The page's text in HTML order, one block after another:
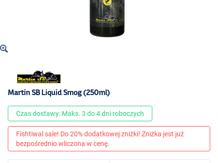
Martin SB Liquid Smog (250ml)
Czas dostawy: Maks. 3 do 4 dni roboczych
Fishtiwal sale! Do 20% dodatkowej zniżki! Zniżka jest już
bezpośrednio wliczona w cenę.